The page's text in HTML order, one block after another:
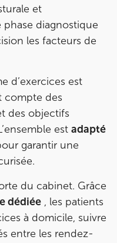
et
diagnostique
les facteurs de
d’exercices est
compte des
des objectifs
est adapté
garantir une
du cabinet. Grâce
dédiée , les patients
à domicile, suivre
entre les rendez-